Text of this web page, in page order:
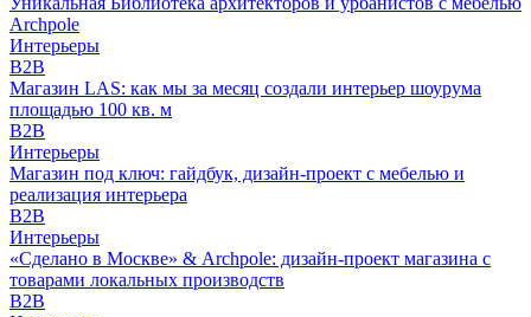
Archpole
Интерьеры
B2B
Магазин LAS: как мы за месяц создали интерьер шоурума
площадью 100 кв. м
B2B
Интерьеры
Магазин под ключ: гайдбук, дизайн-проект с мебелью и
реализация интерьера
B2B
Интерьеры
«Сделано в Москве» & Archpole: дизайн-проект магазина с
товарами локальных производств
B2B